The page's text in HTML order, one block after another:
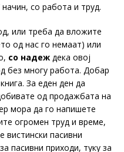
со работа и труд.
или треба да вложите
од нас го немаат) или
со надеж дека овој
без многу работа. Добар
За еден ден да
од продажбата на
мора да го напишете
огромен труд и време,
вистински пасивни
пасивни приходи, туку за